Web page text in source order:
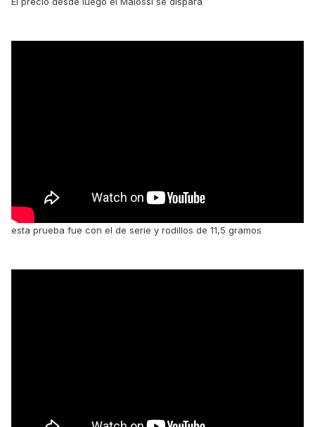
esta prueba fue con el de serie y rodillos de 11,5 gramos